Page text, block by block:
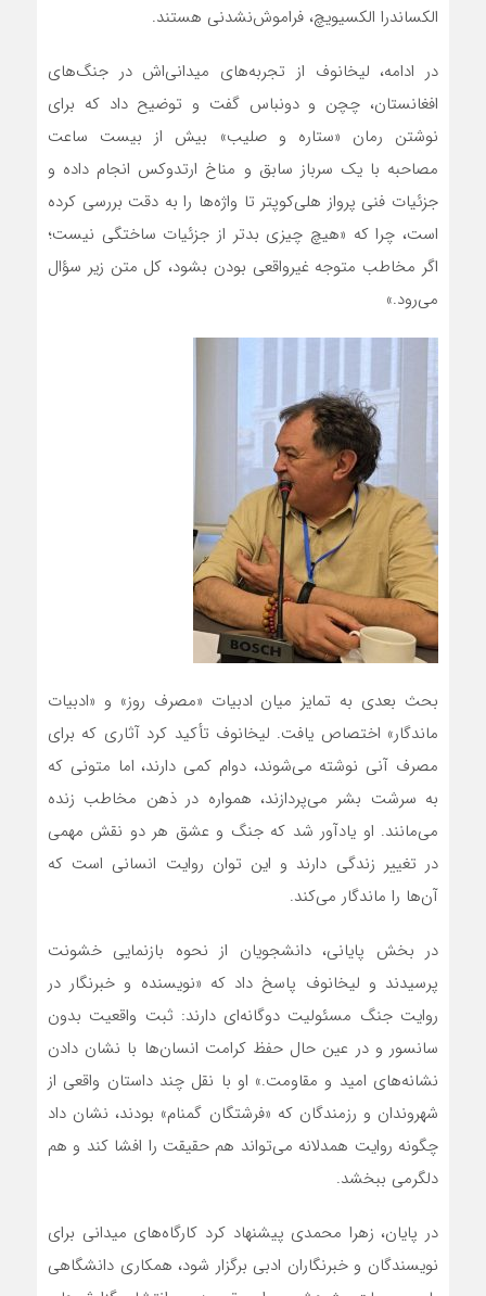
الکساندرا الکسیویچ، فراموش‌نشدنی هستند.
در ادامه، لیخانوف از تجربه‌های میدانی‌اش در جنگ‌های
افغانستان، چچن و دونباس گفت و توضیح داد که برای
نوشتن رمان «ستاره و صلیب» بیش از بیست ساعت
مصاحبه با یک سرباز سابق و مناخ ارتدوکس انجام داده و
جزئیات فنی پرواز هلی‌کوپتر تا واژه‌ها را به دقت بررسی کرده
است، چرا که «هیچ چیزی بدتر از جزئیات ساختگی نیست؛
اگر مخاطب متوجه غیرواقعی بودن بشود، کل متن زیر سؤال
می‌رود.»
بحث بعدی به تمایز میان ادبیات «مصرف روز» و «ادبیات
ماندگار» اختصاص یافت. لیخانوف تأکید کرد آثاری که برای
مصرف آنی نوشته می‌شوند، دوام کمی دارند، اما متونی که
به سرشت بشر می‌پردازند، همواره در ذهن مخاطب زنده
می‌مانند. او یادآور شد که جنگ و عشق هر دو نقش مهمی
در تغییر زندگی دارند و این توان روایت انسانی است که
آن‌ها را ماندگار می‌کند.
در بخش پایانی، دانشجویان از نحوه بازنمایی خشونت
پرسیدند و لیخانوف پاسخ داد که «نویسنده و خبرنگار در
روایت جنگ مسئولیت دوگانه‌ای دارند: ثبت واقعیت بدون
سانسور و در عین حال حفظ کرامت انسان‌ها با نشان دادن
نشانه‌های امید و مقاومت.» او با نقل چند داستان واقعی از
شهروندان و رزمندگان که «فرشتگان گمنام» بودند، نشان داد
چگونه روایت همدلانه می‌تواند هم حقیقت را افشا کند و هم
دلگرمی ببخشد.
در پایان، زهرا محمدی پیشنهاد کرد کارگاه‌های میدانی برای
نویسندگان و خبرنگاران ادبی برگزار شود، همکاری دانشگاهی